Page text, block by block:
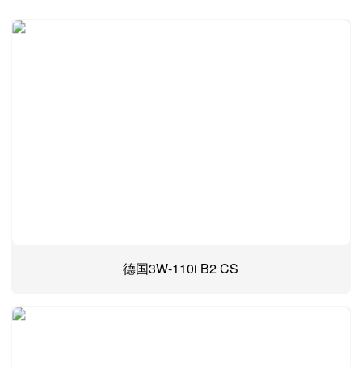
德国3W-110i B2 CS